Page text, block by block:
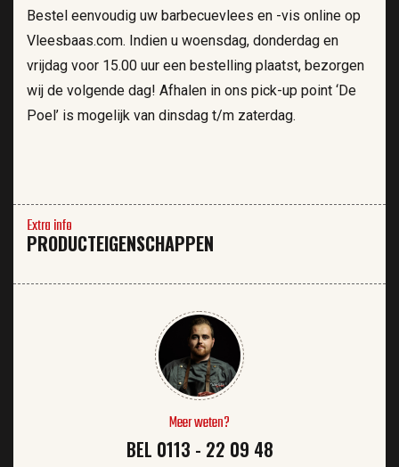
Bestel eenvoudig uw barbecuevlees en -vis online op
Vleesbaas.com. Indien u woensdag, donderdag en
vrijdag voor 15.00 uur een bestelling plaatst, bezorgen
wij de volgende dag! Afhalen in ons pick-up point ‘De
Poel’ is mogelijk van dinsdag t/m zaterdag.
Extra info
PRODUCTEIGENSCHAPPEN
Meer weten?
BEL 0113 - 22 09 48